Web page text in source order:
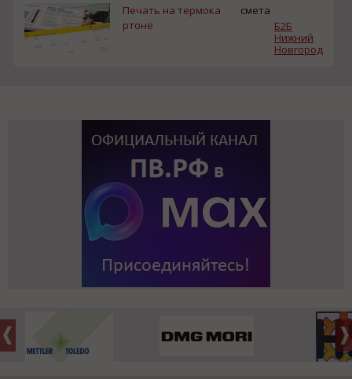
Печать на термока
ртоне
смета
Б2Б
Нижний
Новгород